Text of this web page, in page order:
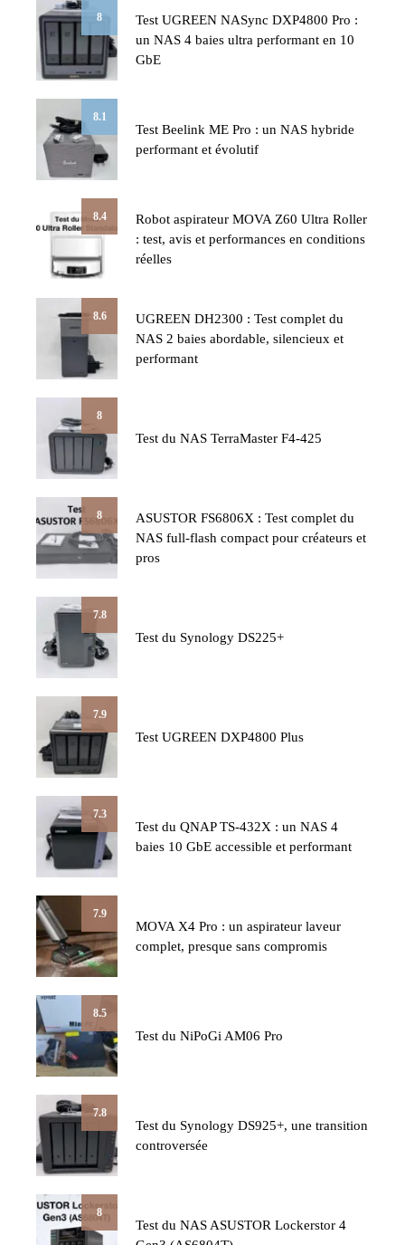
8
Test UGREEN NASync DXP4800 Pro :
un NAS 4 baies ultra performant en 10
GbE
8.1
Test Beelink ME Pro : un NAS hybride
performant et évolutif
8.4
Robot aspirateur MOVA Z60 Ultra Roller
: test, avis et performances en conditions
réelles
8.6
UGREEN DH2300 : Test complet du
NAS 2 baies abordable, silencieux et
performant
8
Test du NAS TerraMaster F4-425
8
ASUSTOR FS6806X : Test complet du
NAS full-flash compact pour créateurs et
pros
7.8
Test du Synology DS225+
7.9
Test UGREEN DXP4800 Plus
7.3
Test du QNAP TS-432X : un NAS 4
baies 10 GbE accessible et performant
7.9
MOVA X4 Pro : un aspirateur laveur
complet, presque sans compromis
8.5
Test du NiPoGi AM06 Pro
7.8
Test du Synology DS925+, une transition
controversée
8
Test du NAS ASUSTOR Lockerstor 4